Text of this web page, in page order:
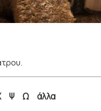
Ψ Ω άλλα